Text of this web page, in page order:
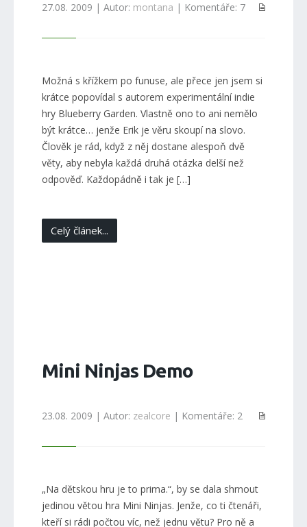
27.08. 2009 | Autor: montana | Komentáře: 7
Možná s křížkem po funuse, ale přece jen jsem si
krátce popovídal s autorem experimentální indie
hry Blueberry Garden. Vlastně ono to ani nemělo
být krátce… jenže Erik je věru skoupí na slovo.
Člověk je rád, když z něj dostane alespoň dvě
věty, aby nebyla každá druhá otázka delší než
odpověď. Každopádně i tak je […]
Celý článek...
Mini Ninjas Demo
23.08. 2009 | Autor: zealcore | Komentáře: 2
„Na dětskou hru je to prima.“, by se dala shrnout
jedinou větou hra Mini Ninjas. Jenže, co ti čtenáři,
kteří si rádi počtou víc, než jednu větu? Pro ně a